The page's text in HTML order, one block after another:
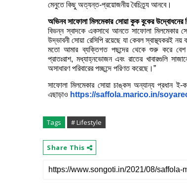
মেনুতে কিছু অত্যন্ত-প্রয়োজনীয় বৈচিত্র্য আনবে।
অভিনব সাফোলা মিলমেকার সোয়া কুক বুকের উদ্বোধনের
বিভন্ন স্বাদকে একসাথে আনতে সাফোলা মিলমেকার
উদ্ভাবনী সোয়া রেসিপি রয়েছে যা কেবল স্বাস্থ্যকরই নয়
মতো আমার ব্যক্তিগত পছন্দের থেকে শুরু করে বেশ
প্রাতঃরাশ, মধ্যাহ্নভোজন এবং রাতের খাবারগুলি
অসাধারণ পরিবারের পচ্ছন্দে পরিণত করেছে।”
সাফোলা মিলমেকার সোয়া চাঙ্কস অন্যান্য প্রধান ই-
এছাড়াও https://saffola.marico.in/
Tags # Lifestyle
Share This